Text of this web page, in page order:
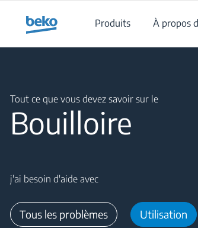
Produits
À propos
Tout ce que vous devez savoir sur le
Bouilloire
j'ai besoin d'aide avec
Tous les problèmes Utilisation